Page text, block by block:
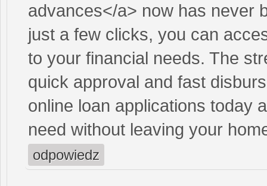
advances</a> now has never
just a few clicks, you can
to your financial needs. The
quick approval and fast
online loan applications today
need without leaving your
odpowiedz